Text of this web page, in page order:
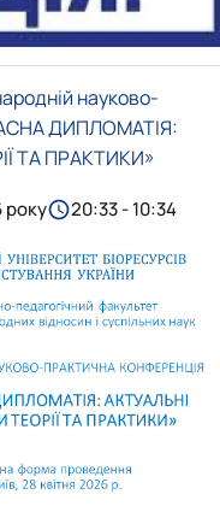
науково-
ДИПЛОМАТІЯ:
ТА ПРАКТИКИ»
року 20:33 - 10:34